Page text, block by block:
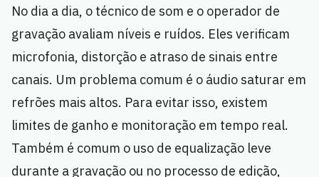
No dia a dia, o técnico de som e o operador de
gravação avaliam níveis e ruídos. Eles verificam
microfonia, distorção e atraso de sinais entre
canais. Um problema comum é o áudio saturar em
refrões mais altos. Para evitar isso, existem
limites de ganho e monitoração em tempo real.
Também é comum o uso de equalização leve
durante a gravação ou no processo de edição,